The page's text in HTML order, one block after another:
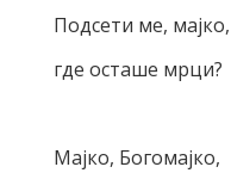
Подсети ме, мајко,
где осташе мрци?
Мајко, Богомајко,